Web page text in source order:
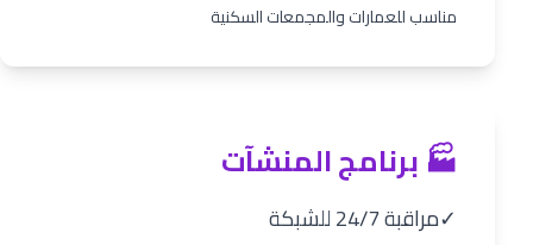
مناسب للعمارات والمجمعات السكنية
🏭 برنامج المنشآت
مراقبة 24/7 للشبكة